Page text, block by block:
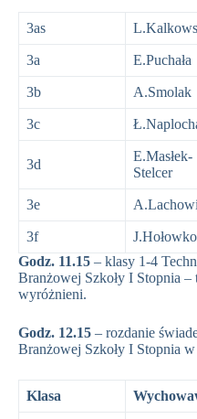
3as
3a E.Puchała
3b A.Smolak
3c
3d
E.Masłek-
Stelcer
3e
3f J.Hołowko
Godz. 11.15 – klasy 1-4
Branżowej Szkoły I Stopnia
wyróżnieni.
Godz. 12.15 – rozdanie
Branżowej Szkoły I Stopnia w
Klasa